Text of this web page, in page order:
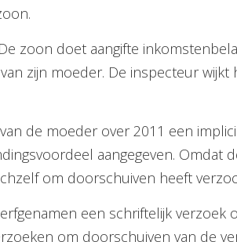
zoon doet aangifte
zijn moeder. De inspecteur wijkt
de moeder over 2011 een
aangegeven.
om doorschuiven heeft
een schriftelijk
om doorschuiven van de